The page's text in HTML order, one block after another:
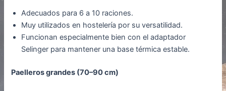
Adecuados para 6 a 10 raciones.
Muy utilizados en hostelería por su versatilidad.
Funcionan especialmente bien con el adaptador
Selinger para mantener una base térmica estable.
Paelleros grandes (70–90 cm)